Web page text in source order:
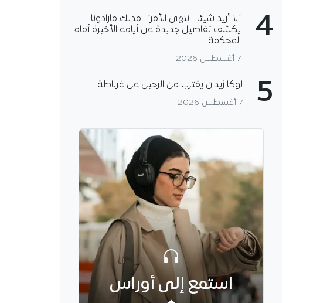
4
“لا أريد شيئا.. انتهى الأمر”.. مدلك مارادونا
يكشف تفاصيل جديدة عن أيامه الأخيرة أمام
المحكمة
7 أغسطس 2026
5 لوكا زيدان يقترب من الرحيل عن غرناطة
7 أغسطس 2026
استمع إلى أوراس